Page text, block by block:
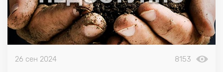
26 сен 2024 8153